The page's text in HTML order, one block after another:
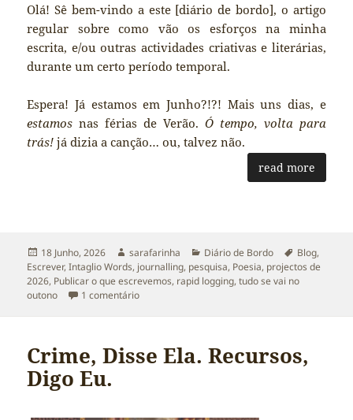
Olá! Sê bem-vindo a este [diário de bordo], o artigo
regular sobre como vão os esforços na minha
escrita, e/ou outras actividades criativas e literárias,
durante um certo período temporal.
Espera! Já estamos em Junho?!?! Mais uns dias, e
estamos nas férias de Verão. Ó tempo, volta para
trás!já dizia a canção… ou, talvez não.
read more
Publicado
a
18 Junho, 2026 Autor
sarafarinha Categorias
Diário de Bordo Etiquetas
Blog,
Escrever,Intaglio Words, journalling, pesquisa, Poesia, projectos de
2026, Publicar o que escrevemos, rapid logging,tudo se vai no
outono
1 comentárioem O que andei a Escrever — e Publicar — em
Crime, Disse Ela. Recursos,
Digo Eu.